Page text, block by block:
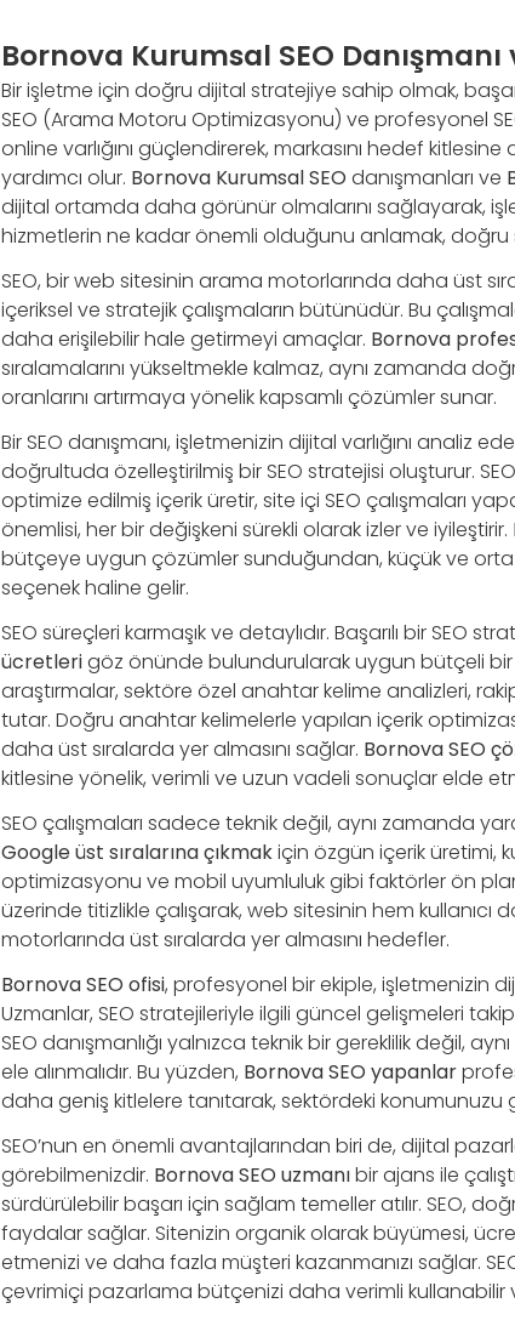
Bornova Kurumsal SEO Danışmanı
Bir işletme için doğru dijital stratejiye sahip olmak,
SEO (Arama Motoru Optimizasyonu) ve profesyonel
online varlığını güçlendirerek, markasını hedef
yardımcı olur. Bornova Kurumsal SEO danışmanları ve
dijital ortamda daha görünür olmalarını sağlayarak,
hizmetlerin ne kadar önemli olduğunu anlamak, doğru
SEO, bir web sitesinin arama motorlarında daha üst
içeriksel ve stratejik çalışmaların bütünüdür. Bu
daha erişilebilir hale getirmeyi amaçlar. Bornova
sıralamalarını yükseltmekle kalmaz, aynı zamanda
oranlarını artırmaya yönelik kapsamlı çözümler sunar.
Bir SEO danışmanı, işletmenizin dijital varlığını analiz
doğrultuda özelleştirilmiş bir SEO stratejisi oluşturur.
optimize edilmiş içerik üretir, site içi SEO çalışmaları
önemlisi, her bir değişkeni sürekli olarak izler ve iyileştirir.
bütçeye uygun çözümler sunduğundan, küçük ve orta
seçenek haline gelir.
SEO süreçleri karmaşık ve detaylıdır. Başarılı bir SEO
ücretlerigöz önünde bulundurularak uygun bütçeli bir
araştırmalar, sektöre özel anahtar kelime analizleri,
tutar. Doğru anahtar kelimelerle yapılan içerik
daha üst sıralarda yer almasını sağlar. Bornova SEO
kitlesine yönelik, verimli ve uzun vadeli sonuçlar elde
SEO çalışmaları sadece teknik değil, aynı zamanda
Google üst sıralarına çıkmakiçin özgün içerik üretimi,
optimizasyonu ve mobil uyumluluk gibi faktörler ön
üzerinde titizlikle çalışarak, web sitesinin hem kullanıcı
motorlarında üst sıralarda yer almasını hedefler.
Bornova SEO ofisi, profesyonel bir ekiple, işletmenizin
Uzmanlar, SEO stratejileriyle ilgili güncel gelişmeleri
SEO danışmanlığı yalnızca teknik bir gereklilik değil,
ele alınmalıdır. Bu yüzden, Bornova SEO yapanlar
daha geniş kitlelere tanıtarak, sektördeki konumunuzu
SEO’nun en önemli avantajlarından biri de, dijital
görebilmenizdir. Bornova SEO uzmanıbir ajans ile
sürdürülebilir başarı için sağlam temeller atılır. SEO,
faydalar sağlar. Sitenizin organik olarak büyümesi,
etmenizi ve daha fazla müşteri kazanmanızı sağlar.
çevrimiçi pazarlama bütçenizi daha verimli